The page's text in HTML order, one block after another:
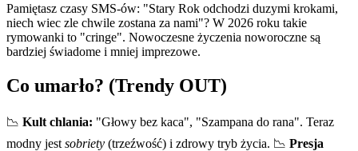
Pamiętasz czasy SMS-ów: "Stary Rok odchodzi duzymi krokami,
niech wiec zle chwile zostana za nami"? W 2026 roku takie
rymowanki to "cringe". Nowoczesne życzenia noworoczne są
bardziej świadome i mniej imprezowe.
Co umarło? (Trendy OUT)
📉 Kult chlania: "Głowy bez kaca", "Szampana do rana". Teraz
modny jest sobriety (trzeźwość) i zdrowy tryb życia. 📉 Presja